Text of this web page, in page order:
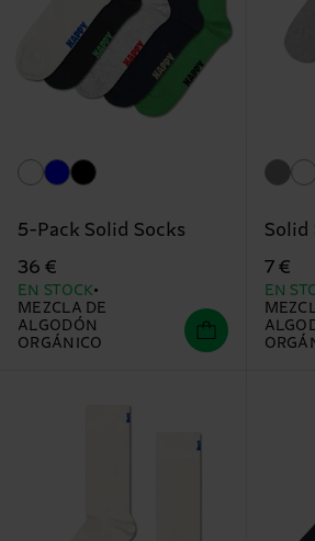
5-Pack Solid Socks
36 €
EN STOCK
MEZCLA DE
ALGODÓN
ORGÁNICO
Solid
7 €
EN